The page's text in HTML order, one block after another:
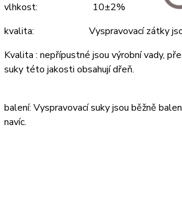
vlhkost: 10±2%
kvalita: Vyspravovací zátky jsou
Kvalita : nepřípustné jsou výrobní vady,
suky této jakosti obsahují dřeň.
balení: Vyspravovací suky jsou běžně
navíc.